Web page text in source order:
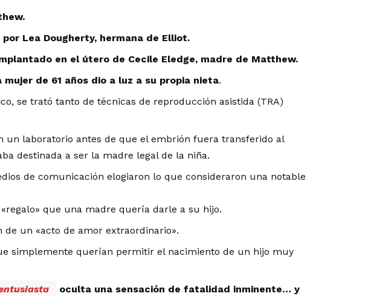
Lea Dougherty, hermana de Elliot.
en el útero de Cecile Eledge, madre de Matthew.
mujer de 61 años dio a luz a su propia nieta.
se trató tanto de técnicas de reproducción asistida (TRA)
un laboratorio antes de que el embrión fuera transferido al
destinada a ser la madre legal de la niña.
de comunicación elogiaron lo que consideraron una notable
que una madre quería darle a su hijo.
un «acto de amor extraordinario».
simplemente querían permitir el nacimiento de un hijo muy
oculta una sensación de fatalidad inminente… y